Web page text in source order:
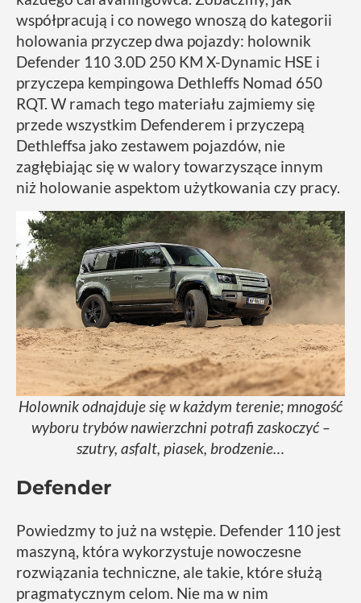
współpracują i co nowego wnoszą do kategorii
holowania przyczep dwa pojazdy: holownik
Defender 110 3.0D 250 KM X-Dynamic HSE i
przyczepa kempingowa Dethleffs Nomad 650
RQT. W ramach tego materiału zajmiemy się
przede wszystkim Defenderem i przyczepą
Dethleffsa jako zestawem pojazdów, nie
zagłębiając się w walory towarzyszące innym
niż holowanie aspektom użytkowania czy pracy.
Holownik odnajduje się w każdym terenie; mnogość
wyboru trybów nawierzchni potrafi zaskoczyć –
szutry, asfalt, piasek, brodzenie…
Defender
Powiedzmy to już na wstępie. Defender 110 jest
maszyną, która wykorzystuje nowoczesne
rozwiązania techniczne, ale takie, które służą
pragmatycznym celom. Nie ma w nim